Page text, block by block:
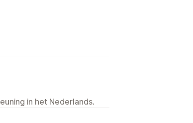
in het Nederlands.